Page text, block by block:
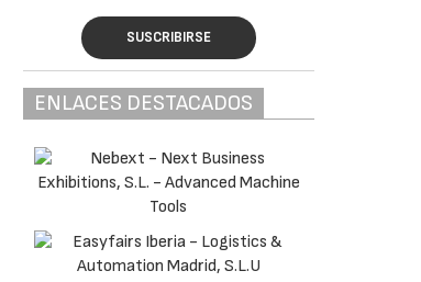
SUSCRIBIRSE
ENLACES DESTACADOS